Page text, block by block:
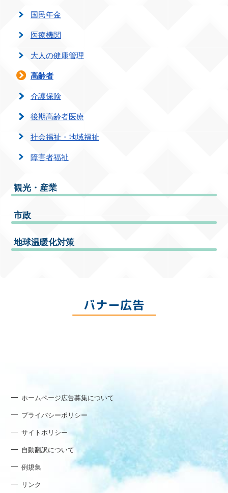
国民年金
医療機関
大人の健康管理
高齢者
介護保険
後期高齢者医療
社会福祉・地域福祉
障害者福祉
観光・産業
市政
地球温暖化対策
バナー広告
ホームページ広告募集について
プライバシーポリシー
サイトポリシー
自動翻訳について
例規集
リンク